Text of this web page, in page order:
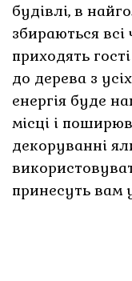
будівлі, в
збираються
приходять
до дерева з
енергія буде
місці і
декоруванні
принесуть вам